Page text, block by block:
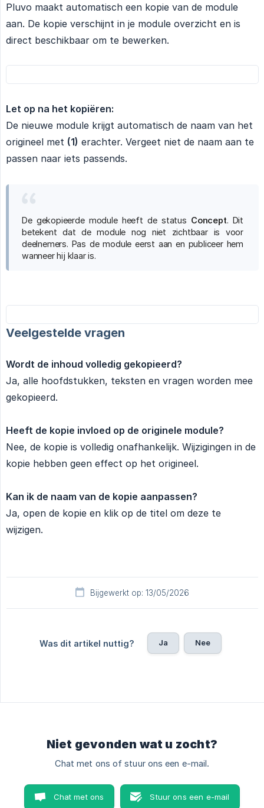
Pluvo maakt automatisch een kopie van de module
aan. De kopie verschijnt in je module overzicht en is
direct beschikbaar om te bewerken.
Let op na het kopiëren:
De nieuwe module krijgt automatisch de naam van het
origineel met (1) erachter. Vergeet niet de naam aan te
passen naar iets passends.
De gekopieerde module heeft de status Concept. Dit
betekent dat de module nog niet zichtbaar is voor
deelnemers. Pas de module eerst aan en publiceer hem
wanneer hij klaar is.
Veelgestelde vragen
Wordt de inhoud volledig gekopieerd?
Ja, alle hoofdstukken, teksten en vragen worden mee
gekopieerd.
Heeft de kopie invloed op de originele module?
Nee, de kopie is volledig onafhankelijk. Wijzigingen in de
kopie hebben geen effect op het origineel.
Kan ik de naam van de kopie aanpassen?
Ja, open de kopie en klik op de titel om deze te
wijzigen.
Bijgewerkt op: 13/05/2026
Was dit artikel nuttig? Ja Nee
Niet gevonden wat u zocht?
Chat met ons of stuur ons een e-mail.
Chat met ons Stuur ons een e-mail